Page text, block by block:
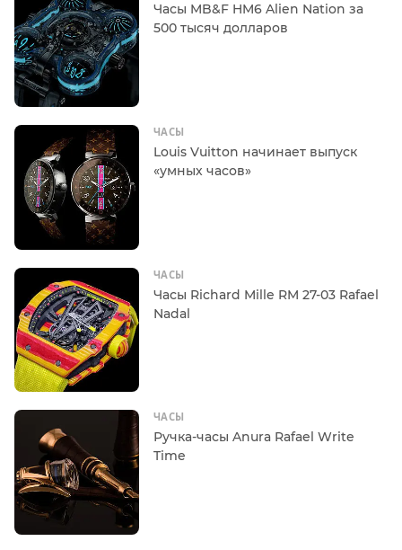
Часы MB&F HM6 Alien Nation за
500 тысяч долларов
ЧАСЫ
Louis Vuitton начинает выпуск
«умных часов»
ЧАСЫ
Часы Richard Mille RM 27-03 Rafael
Nadal
ЧАСЫ
Ручка-часы Anura Rafael Write
Time